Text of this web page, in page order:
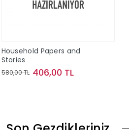
Household Papers and
Stories
580,00 TL 406,00 TL